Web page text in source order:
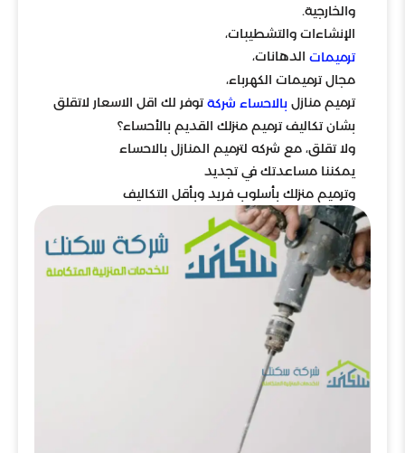
والخارجية.
الإنشاءات والتشطيبات،
ترميمات الدهانات،
مجال ترميمات الكهرباء،
ترميم منازل بالاحساء شركةتوفر لك اقل الاسعار لاتقلق
بشان تكاليف ترميم منزلك القديم بالأحساء؟
ولا تقلق، مع شركه لترميم المنازل بالاحساء
يمكننا مساعدتك في تجديد
وترميم منزلك بأسلوب فريد وبأقل التكاليف